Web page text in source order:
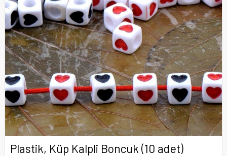
Plastik, Küp Kalpli Boncuk (10 adet)